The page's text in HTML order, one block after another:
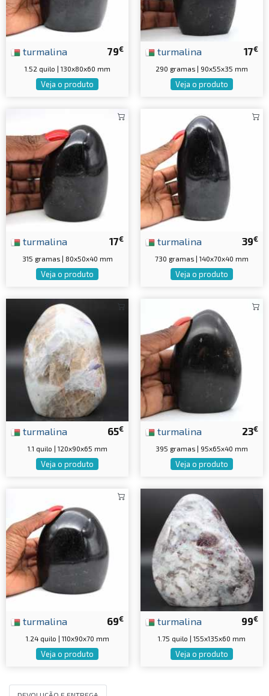
79€
turmalina
1.52 quilo | 130x80x60 mm
Veja o produto
17€
turmalina
290 gramas | 90x55x35 mm
Veja o produto
17€
turmalina
315 gramas | 80x50x40 mm
Veja o produto
39€
turmalina
730 gramas | 140x70x40 mm
Veja o produto
65€
turmalina
1.1 quilo | 120x90x65 mm
Veja o produto
23€
turmalina
395 gramas | 95x65x40 mm
Veja o produto
69€
turmalina
1.24 quilo | 110x90x70 mm
Veja o produto
99€
turmalina
1.75 quilo | 155x135x60 mm
Veja o produto